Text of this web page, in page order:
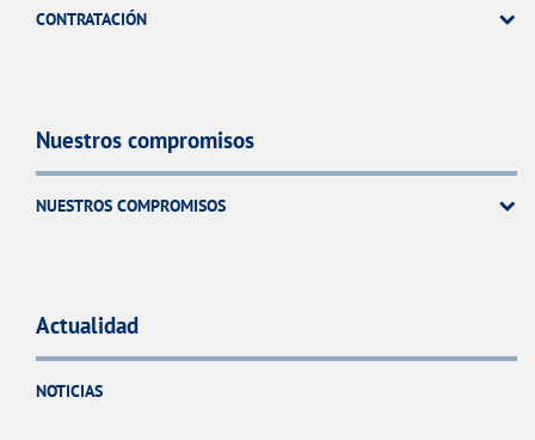
CONTRATACIÓN
Nuestros compromisos
NUESTROS COMPROMISOS
Actualidad
NOTICIAS